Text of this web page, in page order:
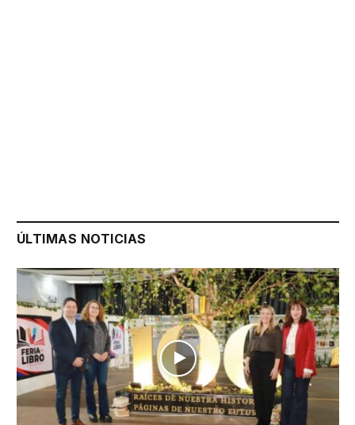
ÚLTIMAS NOTICIAS